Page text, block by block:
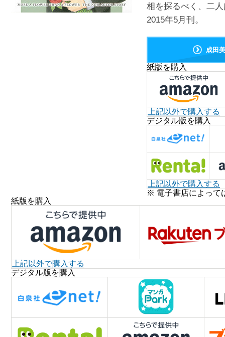
相を探るべく、二
2015年5月刊。
成田
紙版を購入
上記以外で購入する
デジタル版を購入
上記以外で購入する
※ 電子書店によって
紙版を購入
上記以外で購入する
デジタル版を購入